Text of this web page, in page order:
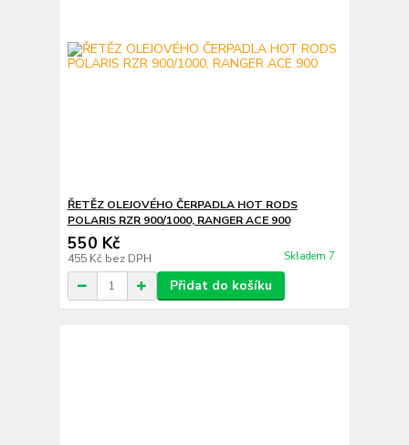
ŘETĚZ OLEJOVÉHO ČERPADLA HOT RODS
POLARIS RZR 900/1000, RANGER ACE 900
550 Kč
455 Kč bez DPH Skladem 7
Přidat do košíku